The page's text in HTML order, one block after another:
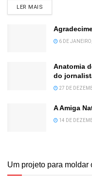
LER MAIS
6 DE
Anatomia
do
27 DE
A Amiga
14 DE
Um projeto para moldar